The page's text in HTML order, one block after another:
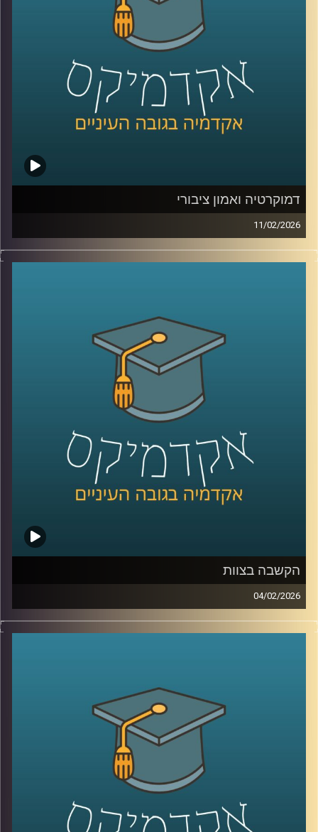
פעולה גם כשאין שלום, יצאנו לראיין את האנשים שמעצבים
את העתיד הכחול של האזור .
בפרק הזה תשמעו קולות מהכנס, רעיונות גדולים, דילמות
אמיתיות, והרבה מאוד תשוקה לחבר בין מדע, קיימות וכלכלה.
דמוקרטיה ואמון ציבורי
11/02/2026
היום אנחנו נוגעים באחת השאלות הכי בוערות בדמוקרטיה, מה
זה בעצם אמון ציבורי, למה הוא כל כך חיוני לתפקוד של מדינה,
בבית המשפט העליון, אז מה אפשר ללמוד מהמספרים, האם
זה משבר רגעי או מגמה ארוכה, למה אמון נהיה תלוי מחנה
פוליטי, ומה המשמעות של זה לתחושת הייצוג, לציות לחוק,
ולחוסן החברתי, כדי לעשות סדר הזמנו את פרופ׳ אמנון כוורי,
פרופסור חבר וראש המכון לחירות ואחריות בבית ספר לאודר
לממשל ודיפלומטיה באוניברסיטת רייכמן, וביחד ננסה להבין
מה עומד מאחורי הנתונים, מה המדינה והחברה יכולות לעשות
כדי לשקם את האמון שלנו?
הקשבה בצוות
04/02/2026
בעולם הניהול והחיים האישיים מדברים הרבה על תקשורת
טובה, אבל הרבה פחות על הקשבה אמיתית, כזו שמשנה
שהיא למעשה מנגנון עמוק שמכתיב אם צוותים ידברו וישתפו
ידע, ואם משפחות ירגישו מובנות או מתוסכלות. בפרק הזה
אנחנו מדברים על האופן שבו סגנון ההקשבה של מנהל, הורה
או בן משפחה מעצב את איכות הדיאלוג סביבו.
יחד עם ד״ר אסנת בוסקילה־ים, יועצת ארגונית ומרצה
באוניברסיטת רייכמן, נבחן למה הקשבה כל כך מאתגרת, למה
נאומים הם האויב שלה, ומה ההבדל בין הקשבה אישית,
הקשבה בצוות והקשבה במשפחה, ואיך שינוי קטן באופן
ההקשבה יכול לייצר שינוי גדול ביחסים?